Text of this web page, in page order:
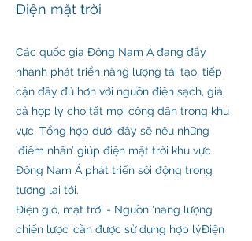
Điện mặt trời
Các quốc gia Đông Nam Á đang đẩy
nhanh phát triển năng lượng tái tạo, tiếp
cận đầy đủ hơn với nguồn điện sạch, giá
cả hợp lý cho tất mọi công dân trong khu
vực. Tổng hợp dưới đây sẽ nêu những
‘điểm nhấn’ giúp điện mặt trời khu vực
Đông Nam Á phát triển sôi động trong
tương lai tới.
Điện gió, mặt trời - Nguồn ‘năng lượng
chiến lược’ cần được sử dụng hợp lýĐiện